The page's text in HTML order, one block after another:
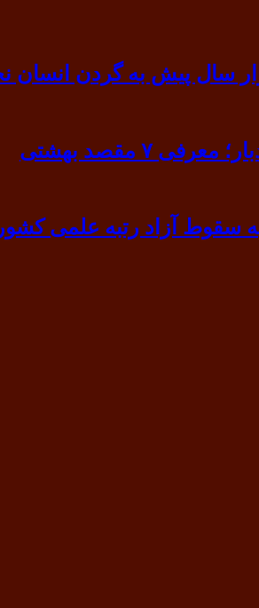
۷ مقصد بهشتی
آزاد رتبه علمی کشور